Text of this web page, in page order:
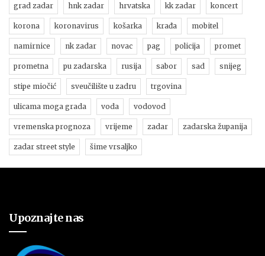
grad zadar hnk zadar hrvatska kk zadar koncert
korona koronavirus košarka krađa mobitel
namirnice nk zadar novac pag policija promet
prometna pu zadarska rusija sabor sad snijeg
stipe miočić sveučilište u zadru trgovina
ulicama moga grada voda vodovod
vremenska prognoza vrijeme zadar zadarska županija
zadar street style šime vrsaljko
Upoznajte nas